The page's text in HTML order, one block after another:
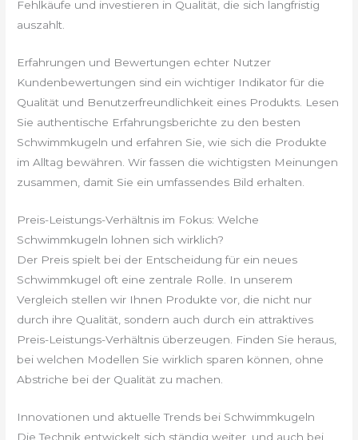
Fehlkäufe und investieren in Qualität, die sich langfristig
auszahlt.
Erfahrungen und Bewertungen echter Nutzer
Kundenbewertungen sind ein wichtiger Indikator für die
Qualität und Benutzerfreundlichkeit eines Produkts. Lesen
Sie authentische Erfahrungsberichte zu den besten
Schwimmkugeln und erfahren Sie, wie sich die Produkte
im Alltag bewähren. Wir fassen die wichtigsten Meinungen
zusammen, damit Sie ein umfassendes Bild erhalten.
Preis-Leistungs-Verhältnis im Fokus: Welche
Schwimmkugeln lohnen sich wirklich?
Der Preis spielt bei der Entscheidung für ein neues
Schwimmkugel oft eine zentrale Rolle. In unserem
Vergleich stellen wir Ihnen Produkte vor, die nicht nur
durch ihre Qualität, sondern auch durch ein attraktives
Preis-Leistungs-Verhältnis überzeugen. Finden Sie heraus,
bei welchen Modellen Sie wirklich sparen können, ohne
Abstriche bei der Qualität zu machen.
Innovationen und aktuelle Trends bei Schwimmkugeln
Die Technik entwickelt sich ständig weiter, und auch bei